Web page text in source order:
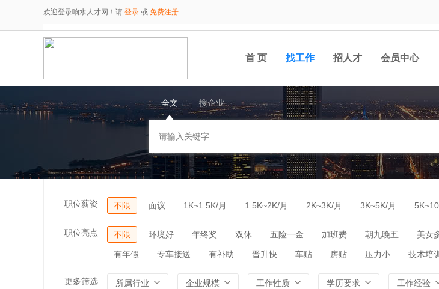
欢迎登录响水人才网！请 登录 或 免费注册
首 页 找工作 招人才 会员中心
全文 搜企业
职位薪资 不限 面议 1K~1.5K/月 1.5K~2K/月 2K~3K/月 3K~5K/月
职位亮点 不限 环境好 年终奖 双休 五险一金 加班费 朝九晚五 美女
有年假 专车接送 有补助 晋升快 车贴 房贴 压力小 技术培训
更多筛选 所属行业 企业规模 工作性质 学历要求 工作经验